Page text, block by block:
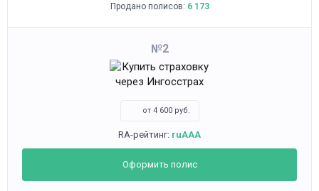
Продано полисов: 6 173
2
от 4 600 руб.
RA-рейтинг: ruAAA
Оформить полис